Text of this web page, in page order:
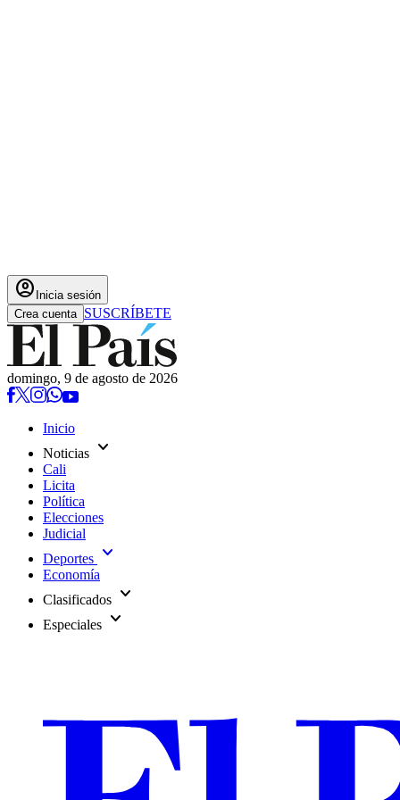
account_circle Inicia sesión
Crea cuenta SUSCRÍBETE
domingo, 9 de agosto de 2026
Inicio
Noticias expand_more
Cali
Licita
Política
Elecciones
Judicial
Deportes expand_more
Economía
Clasificados expand_more
Especiales expand_more